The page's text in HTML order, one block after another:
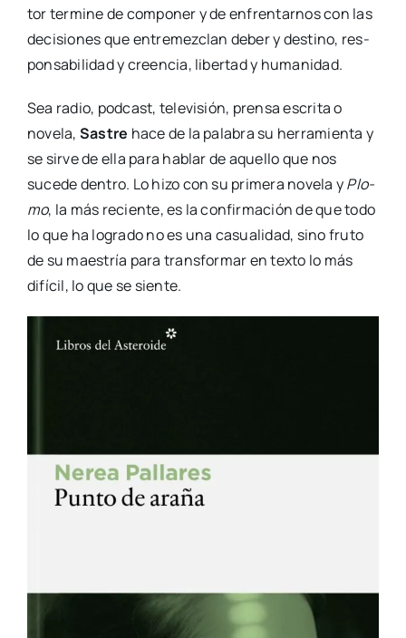
tor ter­mi­ne de com­po­ner y de enfren­tar­nos con las
deci­sio­nes que entre­mez­clan deber y des­tino, res­
pon­sa­bi­li­dad y creen­cia, liber­tad y huma­ni­dad.
Sea radio, pod­cast, tele­vi­sión, pren­sa escri­ta o
nove­la, Sas­tre hace de la pala­bra su herra­mien­ta y
se sir­ve de ella para hablar de aque­llo que nos
suce­de den­tro. Lo hizo con su pri­me­ra nove­la yPlo­
mo, la más recien­te, es la con­fir­ma­ción de que todo
lo que ha logra­do no es una casua­li­dad, sino fru­to
de su maes­tría para trans­for­mar en tex­to lo más
difí­cil, lo que se sien­te.